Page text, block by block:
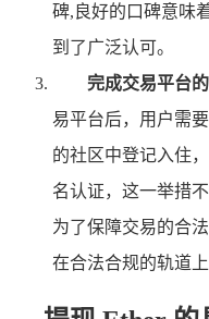
碑,良好的口碑意味
到了广泛认可。
完成交易平台
易平台后，用户需
的社区中登记入住
名认证，这一举措
为了保障交易的合
在合法合规的轨道上